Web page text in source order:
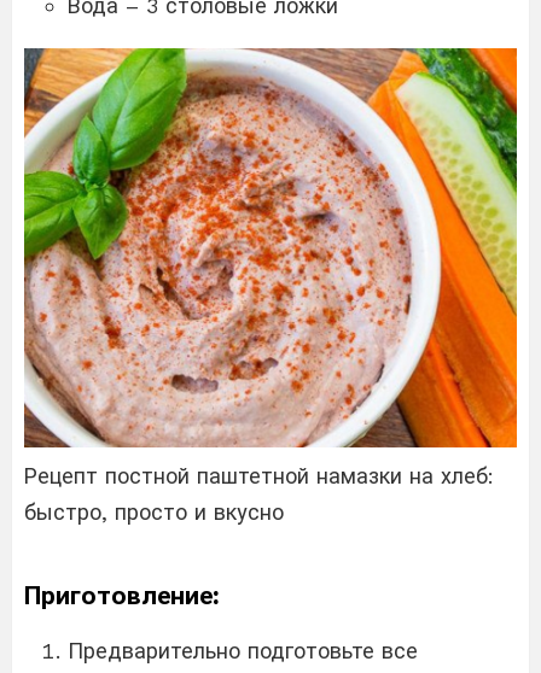
Вода – 3 столовые ложки
Рецепт постной паштетной намазки на хлеб:
быстро, просто и вкусно
Приготовление:
Предварительно подготовьте все